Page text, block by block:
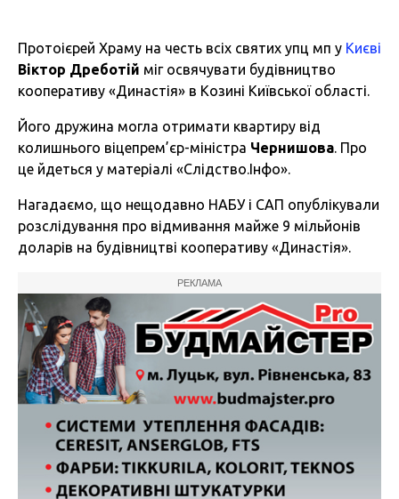
Протоієрей Храму на честь всіх святих упц мп у Києві
Віктор Дреботій міг освячувати будівництво
кооперативу «Династія» в Козині Київської області.
Його дружина могла отримати квартиру від
колишнього віцепрем’єр-міністра Чернишова. Про
це йдеться у матеріалі «Слідство.Інфо».
Нагадаємо, що нещодавно НАБУ і САП опублікували
розслідування про відмивання майже 9 мільйонів
доларів на будівництві кооперативу «Династія».
РЕКЛАМА